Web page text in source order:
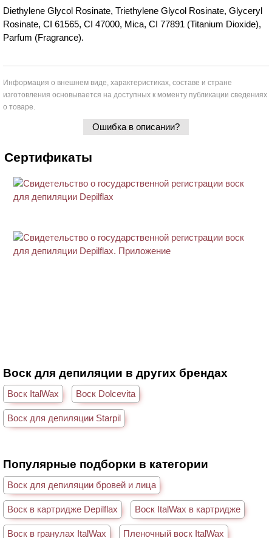
Diethylene Glycol Rosinate, Triethylene Glycol Rosinate, Glyceryl
Rosinate, CI 61565, CI 47000, Mica, CI 77891 (Titanium Dioxide),
Parfum (Fragrance).
Информация о внешнем виде, характеристиках, составе и стране
изготовления основывается на доступных к моменту публикации сведениях
о товаре.
Ошибка в описании?
Сертификаты
Воск для депиляции в других брендах
Воск ItalWax Воск Dolcevita
Воск для депиляции Starpil
Популярные подборки в категории
Воск для депиляции бровей и лица
Воск в картридже Depilflax Воск ItalWax в картридже
Воск в гранулах ItalWax Пленочный воск ItalWax